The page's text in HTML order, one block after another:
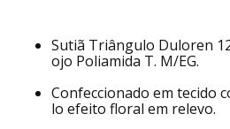
Sutiã Triângulo Duloren
ojo Poliamida T. M/EG.
Confeccionado em tecido
lo efeito floral em relevo.